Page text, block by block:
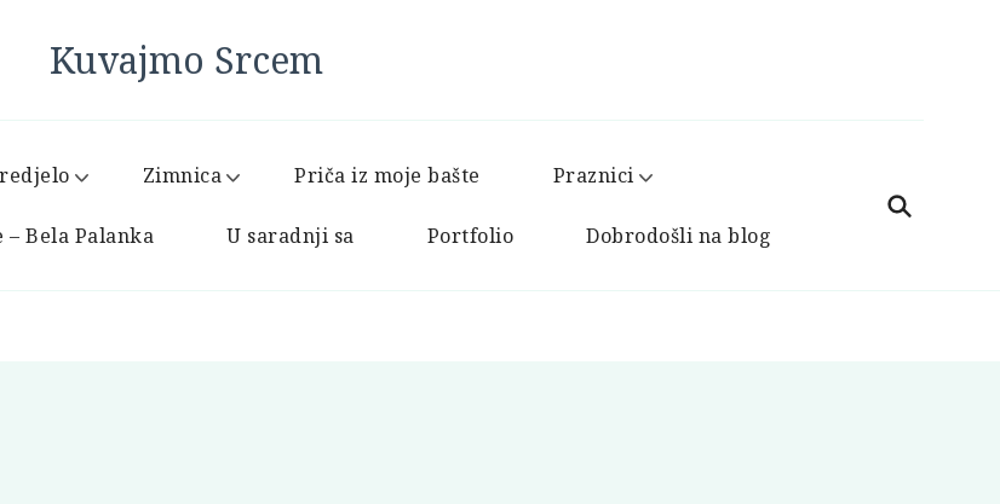
Kuvajmo Srcem
Zimnica Priča iz moje bašte Praznici
– Bela Palanka U saradnji sa Portfolio Dobrodošli na blog